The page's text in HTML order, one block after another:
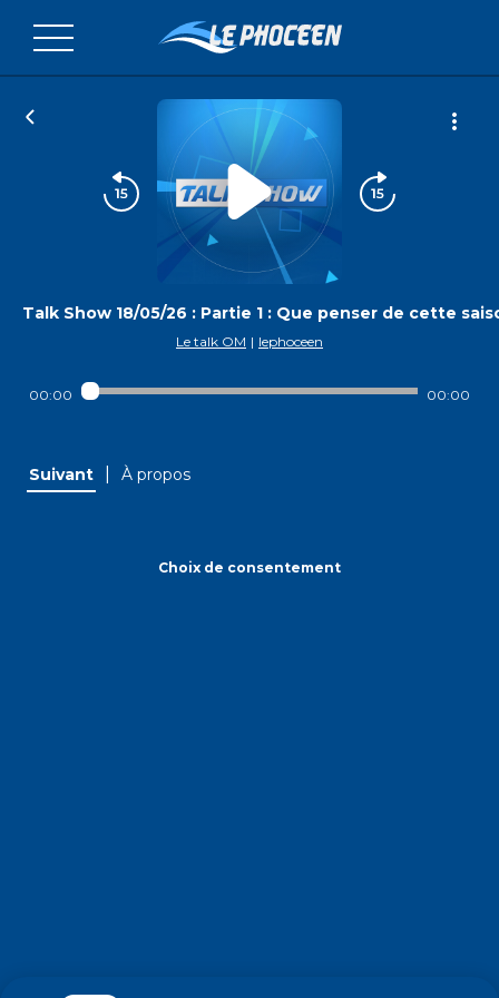
Talk Show 18/05/26 : Partie 1 : Que penser de cette
Le talk OM | lephoceen
00:00 00:00
Suivant À propos
Choix de consentement